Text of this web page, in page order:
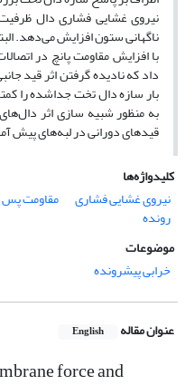
نیروی غشایی فشاری دال
ناگهانی ستون افزایش می‌دهد.
با افزایش مقاومت پانچ در
داد که نادیده گرفتن اثر قید
بار سازه دال تخت جداشده را
به منظور شبیه سازی اثر
قیدهای دورانی در لبه‌های پیش
کلیدواژه‌ها
نیروی غشایی فشاری
مقاومت پس
رونده
موضوعات
خرابی پیشرونده
عنوان مقاله English
force and